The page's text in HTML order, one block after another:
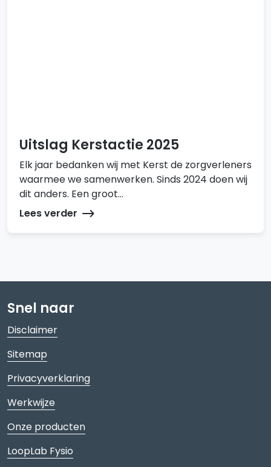
Uitslag Kerstactie 2025
Elk jaar bedanken wij met Kerst de zorgverleners
waarmee we samenwerken. Sinds 2024 doen wij
dit anders. Een groot...
Lees verder
Snel naar
Disclaimer
Sitemap
Privacyverklaring
Werkwijze
Onze producten
LoopLab Fysio